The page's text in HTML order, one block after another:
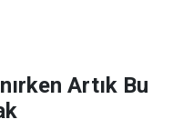
Artık Bu